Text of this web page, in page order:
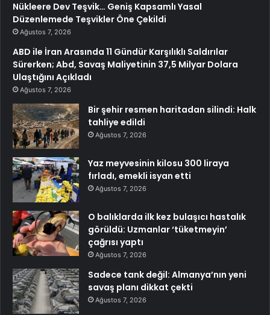
Nükleere Dev Teşvik… Geniş Kapsamlı Yasal
Düzenlemede Teşvikler Öne Çekildi
Ağustos 7, 2026
ABD ile İran Arasında 11 Gündür Karşılıklı Saldırılar
Sürerken; Abd, Savaş Maliyetinin 37,5 Milyar Dolara
Ulaştığını Açıkladı
Ağustos 7, 2026
Bir şehir resmen haritadan silindi: Halk
tahliye edildi
Ağustos 7, 2026
Yaz meyvesinin kilosu 300 liraya
fırladı, emekli isyan etti
Ağustos 7, 2026
O balıklarda ilk kez bulaşıcı hastalık
görüldü: Uzmanlar ‘tüketmeyin’
çağrısı yaptı
Ağustos 7, 2026
Sadece tank değil: Almanya’nın yeni
savaş planı dikkat çekti
Ağustos 7, 2026